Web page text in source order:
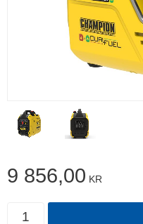
9 856,00 KR